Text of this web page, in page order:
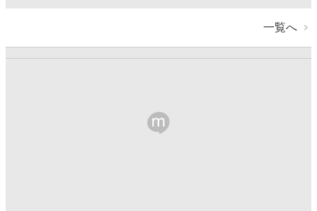
一覧へ